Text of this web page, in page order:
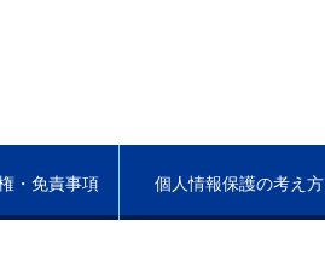
・免責事項 個人情報保護の考え方